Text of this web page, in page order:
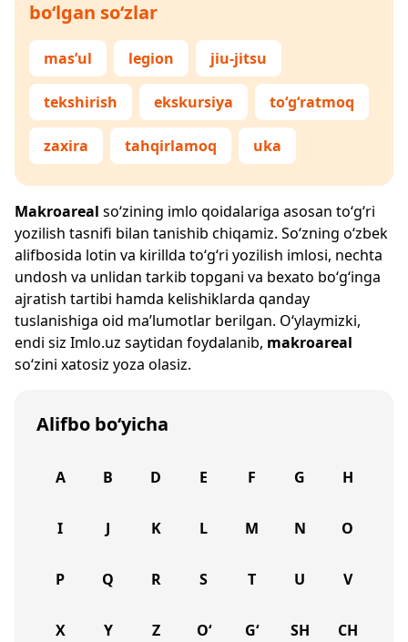
bo‘lgan so‘zlar
mas’ul legion jiu-jitsu
tekshirish ekskursiya to‘g‘ratmoq
zaxira tahqirlamoq uka
Makroareal so‘zining imlo qoidalariga asosan to‘g‘ri
yozilish tasnifi bilan tanishib chiqamiz. So‘zning o‘zbek
alifbosida lotin va kirillda to‘g‘ri yozilish imlosi, nechta
undosh va unlidan tarkib topgani va bexato bo‘g‘inga
ajratish tartibi hamda kelishiklarda qanday
tuslanishiga oid ma’lumotlar berilgan. O‘ylaymizki,
endi siz Imlo.uz saytidan foydalanib, makroareal
so‘zini xatosiz yoza olasiz.
Alifbo bo‘yicha
A B D E F G H
I J K L M N O
P Q R S T U V
X Y Z O‘ G‘ SH CH